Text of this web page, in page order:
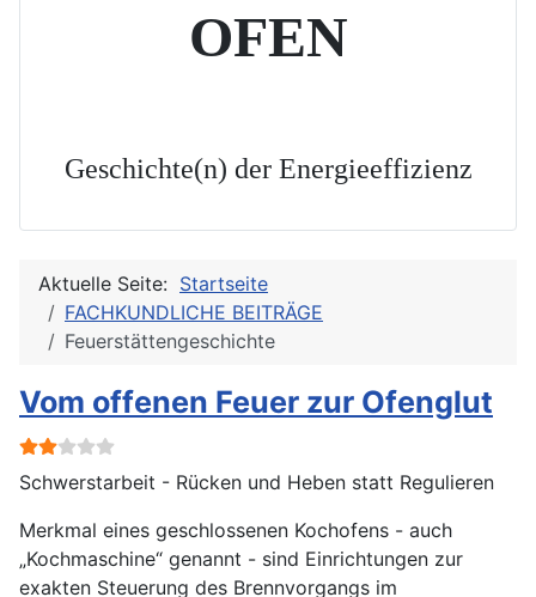
OFEN
Geschichte(n) der Energieeffizienz
Aktuelle Seite: Startseite
FACHKUNDLICHE BEITRÄGE
Feuerstättengeschichte
Vom offenen Feuer zur Ofenglut
Bewertung:
Schwerstarbeit - Rücken und Heben statt Regulieren
Merkmal eines geschlossenen Kochofens - auch
„Kochmaschine“ genannt - sind Einrichtungen zur
exakten Steuerung des Brennvorgangs im